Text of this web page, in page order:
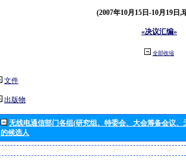
(2007年10月15日-10月19日,
«决议汇编»
全部收缩
文件
出版物
无线电通信部门各组(研究组、特委会、大会筹备会议
的候选人